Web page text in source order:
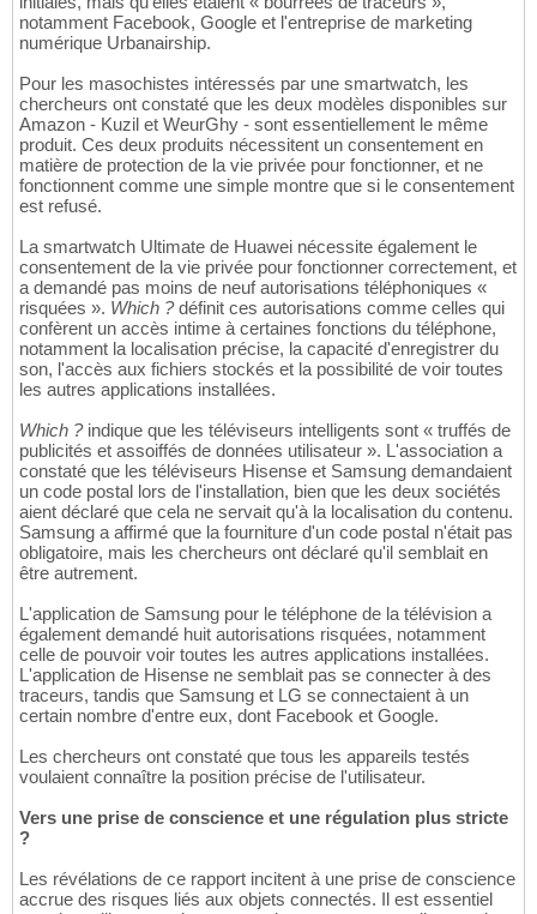
notamment Facebook, Google et l'entreprise de marketing
numérique Urbanairship.
Pour les masochistes intéressés par une smartwatch, les
chercheurs ont constaté que les deux modèles disponibles sur
Amazon - Kuzil et WeurGhy - sont essentiellement le même
produit. Ces deux produits nécessitent un consentement en
matière de protection de la vie privée pour fonctionner, et ne
fonctionnent comme une simple montre que si le consentement
est refusé.
La smartwatch Ultimate de Huawei nécessite également le
consentement de la vie privée pour fonctionner correctement, et
a demandé pas moins de neuf autorisations téléphoniques «
risquées ». Which ?définit ces autorisations comme celles qui
confèrent un accès intime à certaines fonctions du téléphone,
notamment la localisation précise, la capacité d'enregistrer du
son, l'accès aux fichiers stockés et la possibilité de voir toutes
les autres applications installées.
Which ?indique que les téléviseurs intelligents sont « truffés de
publicités et assoiffés de données utilisateur ». L'association a
constaté que les téléviseurs Hisense et Samsung demandaient
un code postal lors de l'installation, bien que les deux sociétés
aient déclaré que cela ne servait qu'à la localisation du contenu.
Samsung a affirmé que la fourniture d'un code postal n'était pas
obligatoire, mais les chercheurs ont déclaré qu'il semblait en
être autrement.
L'application de Samsung pour le téléphone de la télévision a
également demandé huit autorisations risquées, notamment
celle de pouvoir voir toutes les autres applications installées.
L'application de Hisense ne semblait pas se connecter à des
traceurs, tandis que Samsung et LG se connectaient à un
certain nombre d'entre eux, dont Facebook et Google.
Les chercheurs ont constaté que tous les appareils testés
voulaient connaître la position précise de l'utilisateur.
Vers une prise de conscience et une régulation plus stricte
?
Les révélations de ce rapport incitent à une prise de conscience
accrue des risques liés aux objets connectés. Il est essentiel